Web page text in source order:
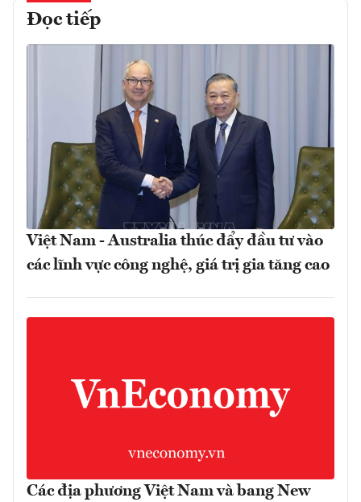
Đọc tiếp
Việt Nam - Australia thúc đẩy đầu tư vào
các lĩnh vực công nghệ, giá trị gia tăng cao
Các địa phương Việt Nam và bang New